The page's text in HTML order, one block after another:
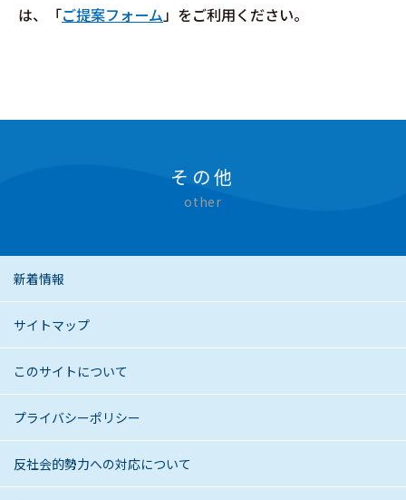
その他
other
新着情報
サイトマップ
このサイトについて
プライバシーポリシー
反社会的勢力への対応について
は、
「 ご提案フォーム」をご利用ください。